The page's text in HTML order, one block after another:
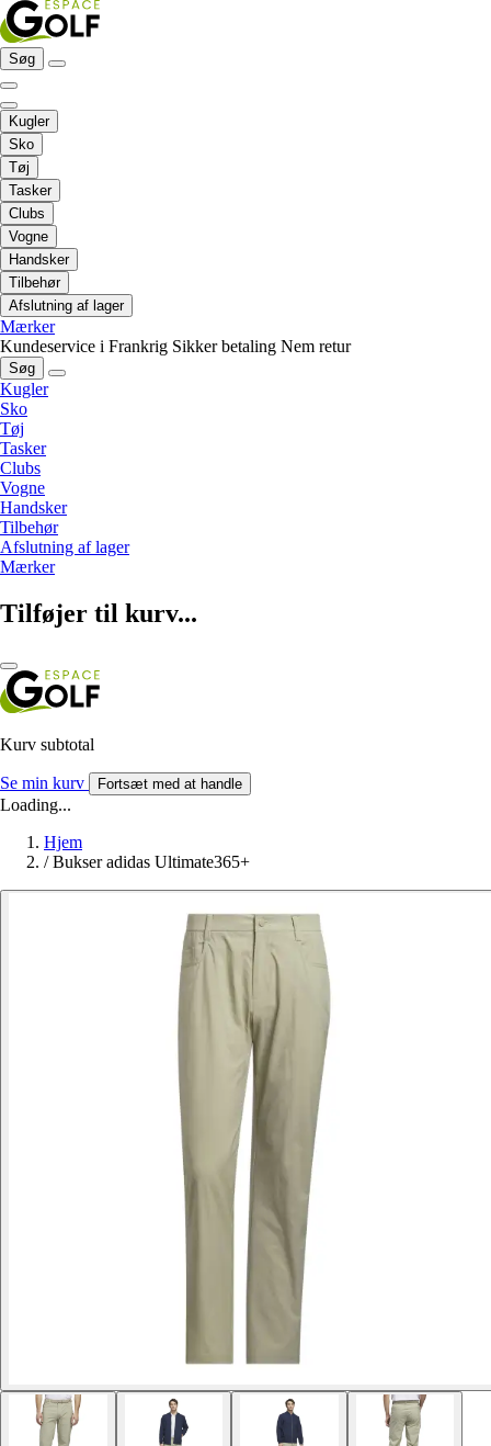
Søg
Kugler
Sko
Tøj
Tasker
Clubs
Vogne
Handsker
Tilbehør
Afslutning af lager
Mærker
Kundeservice i Frankrig Sikker betaling Nem retur
Søg
Kugler
Sko
Tøj
Tasker
Clubs
Vogne
Handsker
Tilbehør
Afslutning af lager
Mærker
Tilføjer til kurv...
Kurv subtotal
Se min kurv Fortsæt med at handle
Loading...
Hjem
/ Bukser adidas Ultimate365+